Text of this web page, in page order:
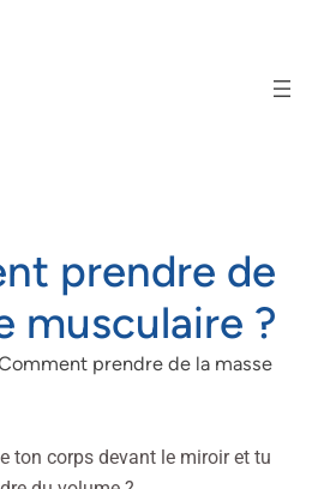
prendre de
musculaire ?
prendre de la masse
ton corps devant le miroir et tu